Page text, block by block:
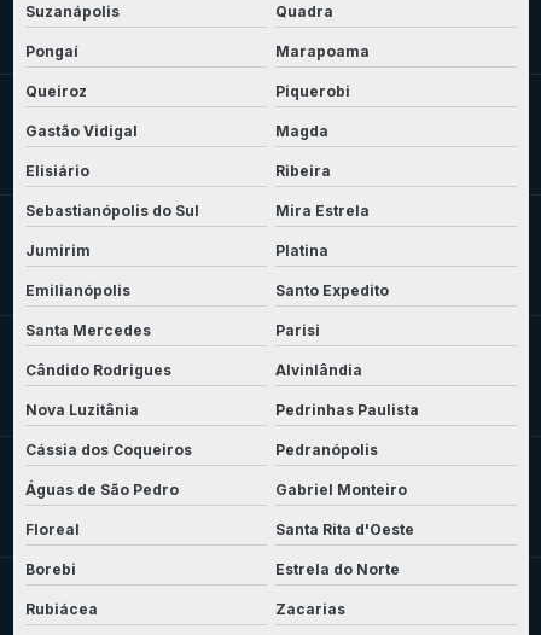
Suzanápolis Quadra
Pongaí Marapoama
Queiroz Piquerobi
Gastão Vidigal Magda
Elisiário Ribeira
Sebastianópolis do Sul Mira Estrela
Jumirim Platina
Emilianópolis Santo Expedito
Santa Mercedes Parisi
Cândido Rodrigues Alvinlândia
Nova Luzitânia Pedrinhas Paulista
Cássia dos Coqueiros Pedranópolis
Águas de São Pedro Gabriel Monteiro
Floreal Santa Rita d'Oeste
Borebi Estrela do Norte
Rubiácea Zacarias